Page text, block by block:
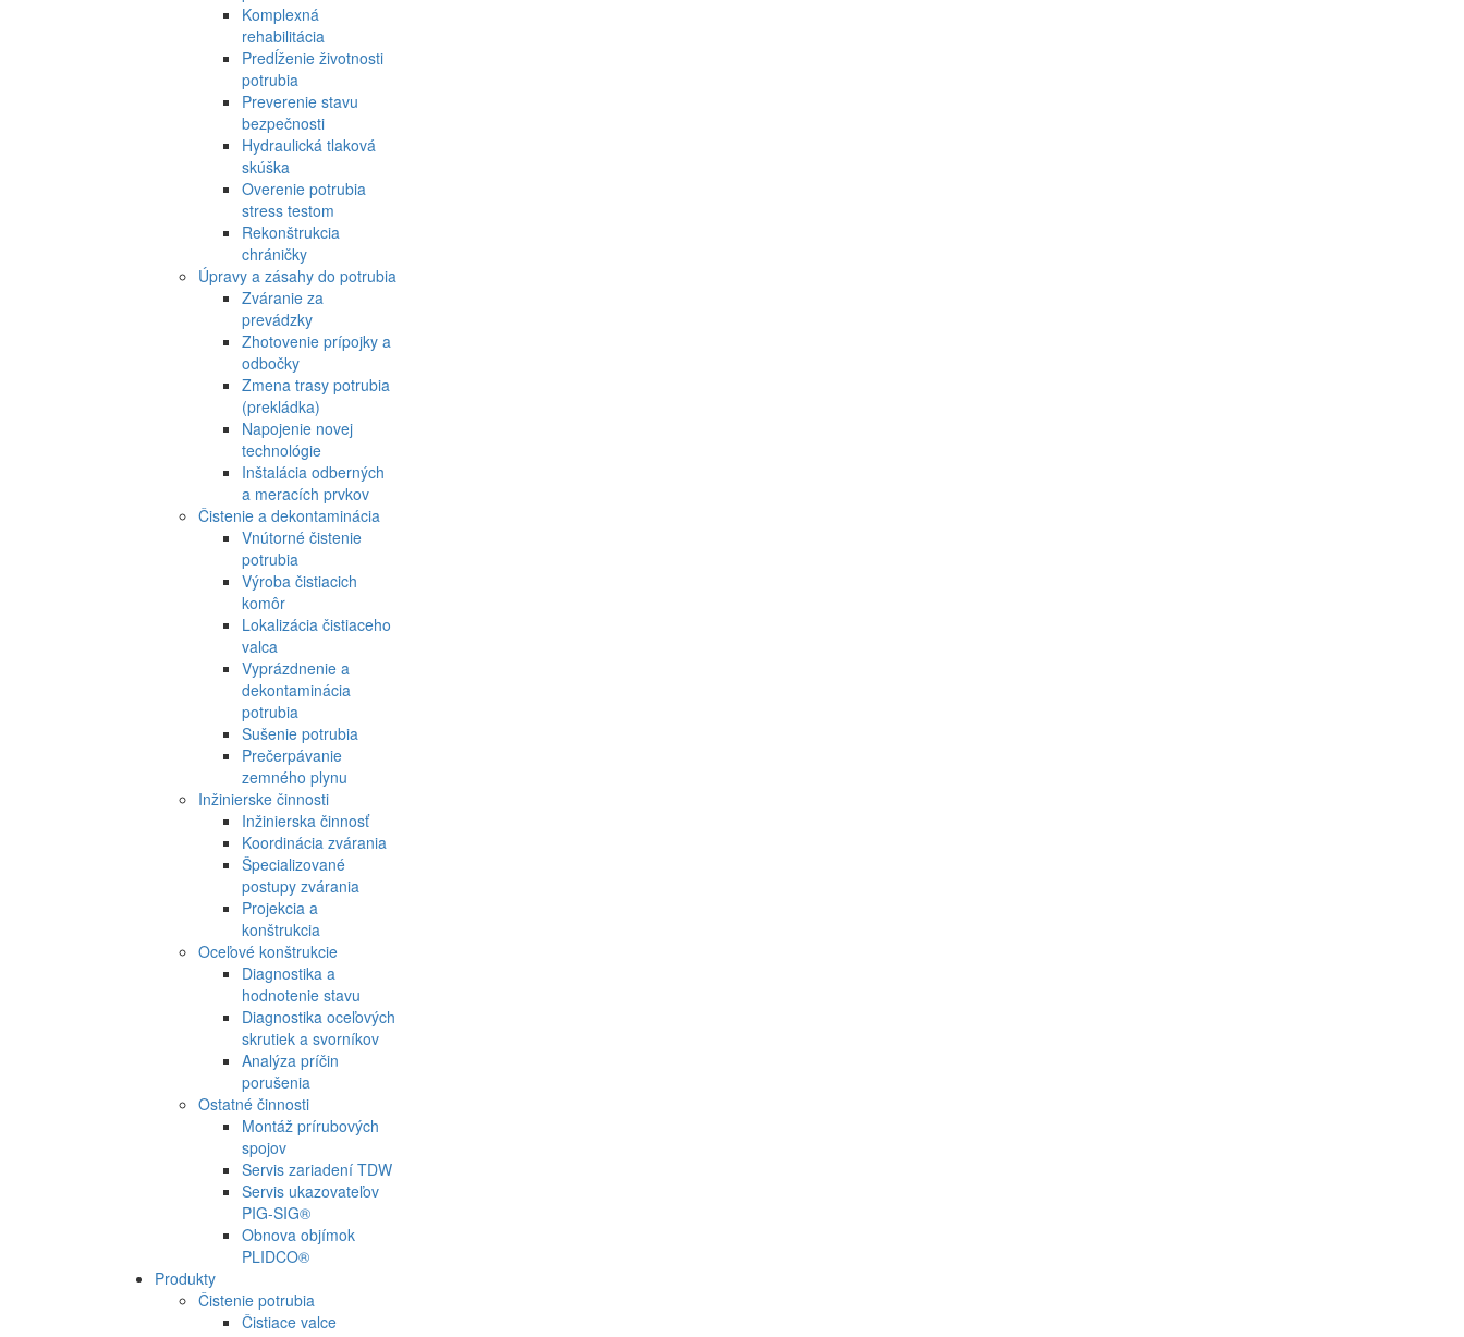
Komplexná
rehabilitácia
Predĺženie životnosti
potrubia
Preverenie stavu
bezpečnosti
Hydraulická tlaková
skúška
Overenie potrubia
stress testom
Rekonštrukcia
chráničky
Úpravy a zásahy do potrubia
Zváranie za
prevádzky
Zhotovenie prípojky a
odbočky
Zmena trasy potrubia
(prekládka)
Napojenie novej
technológie
Inštalácia odberných
a meracích prvkov
Čistenie a dekontaminácia
Vnútorné čistenie
potrubia
Výroba čistiacich
komôr
Lokalizácia čistiaceho
valca
Vyprázdnenie a
dekontaminácia
potrubia
Sušenie potrubia
Prečerpávanie
zemného plynu
Inžinierske činnosti
Inžinierska činnosť
Koordinácia zvárania
Špecializované
postupy zvárania
Projekcia a
konštrukcia
Oceľové konštrukcie
Diagnostika a
hodnotenie stavu
Diagnostika oceľových
skrutiek a svorníkov
Analýza príčin
porušenia
Ostatné činnosti
Montáž prírubových
spojov
Servis zariadení TDW
Servis ukazovateľov
PIG-SIG®
Obnova objímok
PLIDCO®
Produkty
Čistenie potrubia
Čistiace valce